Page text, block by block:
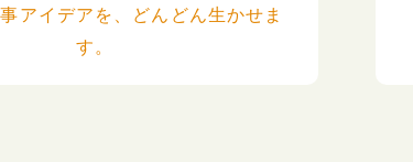
アイデアを、どんどん生かせま
す。